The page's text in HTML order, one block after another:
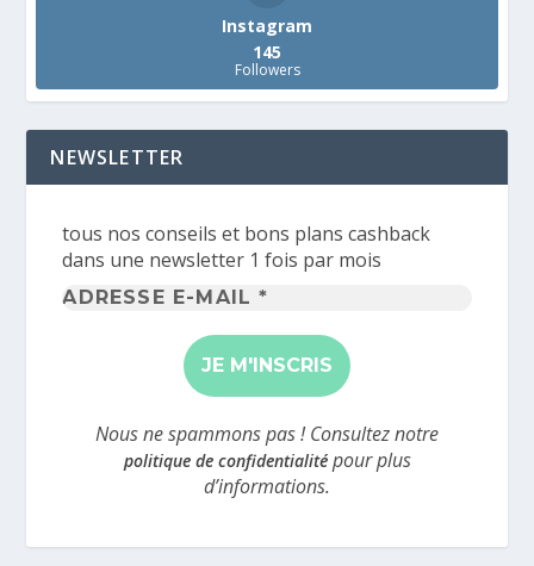
Instagram
145
Followers
NEWSLETTER
tous nos conseils et bons plans cashback
dans une newsletter 1 fois par mois
Adresse
mail
*
Nous ne spammons pas ! Consultez notre
politique de confidentialitépour plus
d’informations.